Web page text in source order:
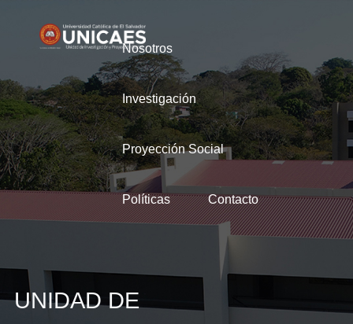
Nosotros
Investigación
Proyección Social
Políticas Contacto
UNIDAD DE